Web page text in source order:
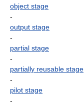
object stage
-
output stage
-
partial stage
-
partially reusable stage
-
pilot stage
-